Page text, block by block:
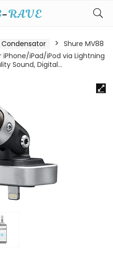
Condensator
Shure MV88
iPad/iPod via Lightning
Sound, Digital…